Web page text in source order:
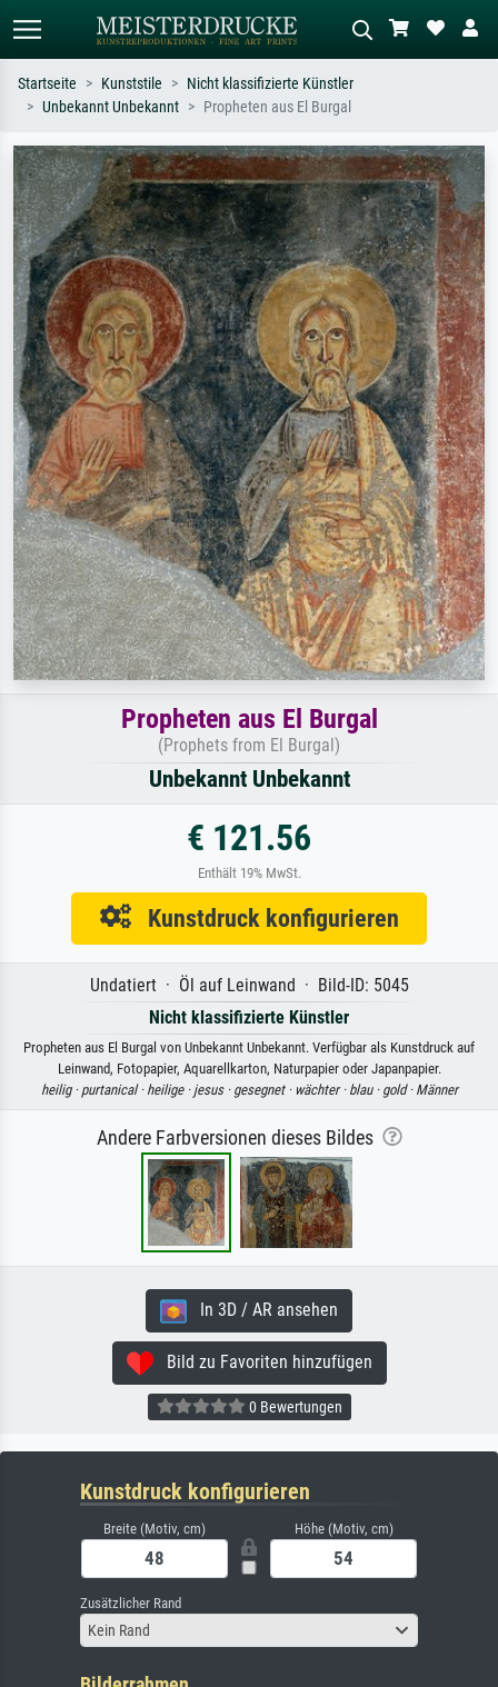
Suchen Sie nach Künstlern, Werktiteln
oder Stilen – z.B. Monet,
Sternennacht, Impressionismus, Welle
Hokusai, Akt.
Beschreiben Sie die Szene – z.B. Grüne
Wiese, Abstrakt mit viel Rot, Dunkles
Ölgemälde, Stehender Akt neben einem
Baum.
Startseite Kunststile
Nicht klassifizierte Künstler
Unbekannt Unbekannt
Propheten aus El Burgal
Propheten aus El Burgal
(Prophets from El Burgal)
Unbekannt Unbekannt
€ 121.56
Enthält 19% MwSt.
Kunstdruck konfigurieren
Undatiert · Öl auf Leinwand · Bild-ID: 5045
Nicht klassifizierte Künstler
Propheten aus El Burgal von Unbekannt Unbekannt. Verfügbar als Kunstdruck auf
Leinwand, Fotopapier, Aquarellkarton, Naturpapier oder Japanpapier.
heilig · purtanical · heilige · jesus · gesegnet · wächter · blau · gold · Männer
Andere Farbversionen dieses Bildes
In 3D / AR ansehen
Bild zu Favoriten hinzufügen
0 Bewertungen
Kunstdruck konfigurieren
Breite (Motiv, cm) Höhe (Motiv, cm)
Zusätzlicher Rand
Kein Rand